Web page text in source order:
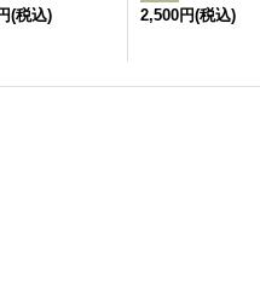
(税込) 2,500円(税込)